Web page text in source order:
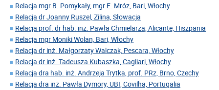
Relacja mgr B. Pomykały, mgr E. Mróz, Bari, Włochy
Relacja dr Joanny Ruszel, Zilina, Słowacja
Relacja prof. dr hab. inż. Pawła Chmielarza, Alicante, Hiszpania
Relacja mgr Moniki Wolan, Bari, Włochy
Relacja dr inż. Małgorzaty Walczak, Pescara, Włochy
Relacja dr inż. Tadeusza Kubaszka, Cagliari, Włochy
Relacja dra hab. inż. Andrzeja Trytka, prof. PRz, Brno, Czechy
Relacja dra inż. Pawła Dymory, UBI, Covilha, Portugalia